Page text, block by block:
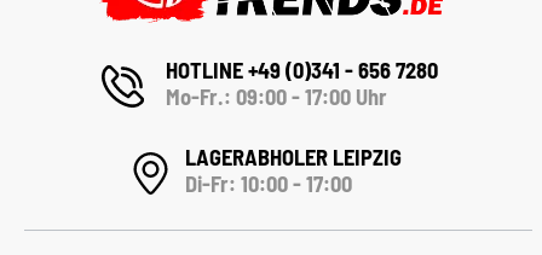
HOTLINE +49 (0)341 - 656 7280
Mo-Fr.: 09:00 - 17:00 Uhr
LAGERABHOLER LEIPZIG
Di-Fr: 10:00 - 17:00